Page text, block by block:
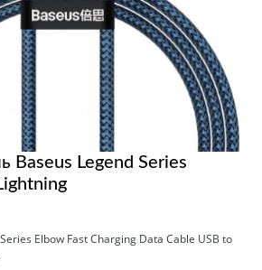
Baseus Legend Series
Elbow Fast Charging Data Cable USB to